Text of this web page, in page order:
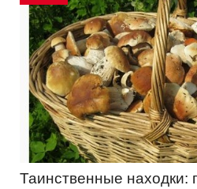
Таинственные находки: